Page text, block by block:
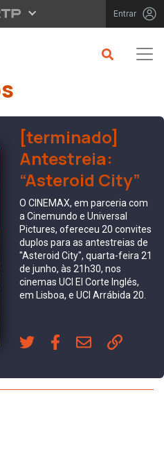
Entrar
[terminado]
Antestreia:
“Asteroid City”
O CINEMAX, em parceria com
a Cinemundo e Universal
Pictures, ofereceu 20 convites
duplos para as antestreias de
"Asteroid City", quarta-feira 21
de junho, às 21h30, nos
cinemas UCI El Corte Inglés,
em Lisboa, e UCI Arrábida 20.